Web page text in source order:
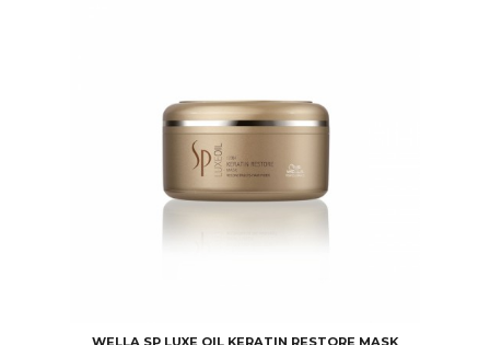
WELLA SP LUXE OIL KERATIN RESTORE MASK